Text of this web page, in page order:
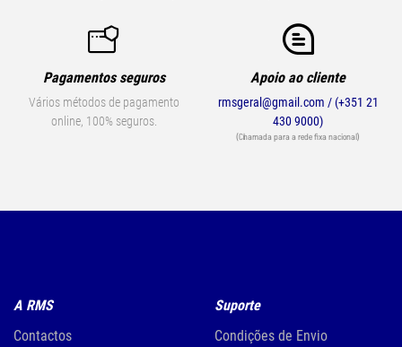
Pagamentos seguros
Vários métodos de pagamento
online, 100% seguros.
Apoio ao cliente
rmsgeral@gmail.com / (+351 21
430 9000)
(Chamada para a rede fixa nacional)
A RMS
Contactos
Suporte
Condições de Envio